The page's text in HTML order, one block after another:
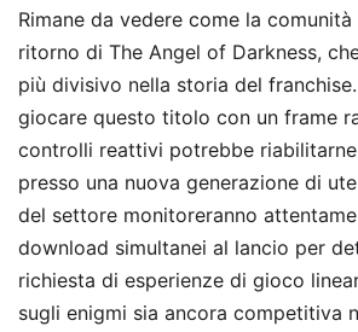
Rimane da vedere come la
ritorno di The Angel of Darkness,
più divisivo nella storia del
giocare questo titolo con un frame
controlli reattivi potrebbe
presso una nuova generazione di
del settore monitoreranno
download simultanei al lancio per
richiesta di esperienze di gioco
sugli enigmi sia ancora competitiva